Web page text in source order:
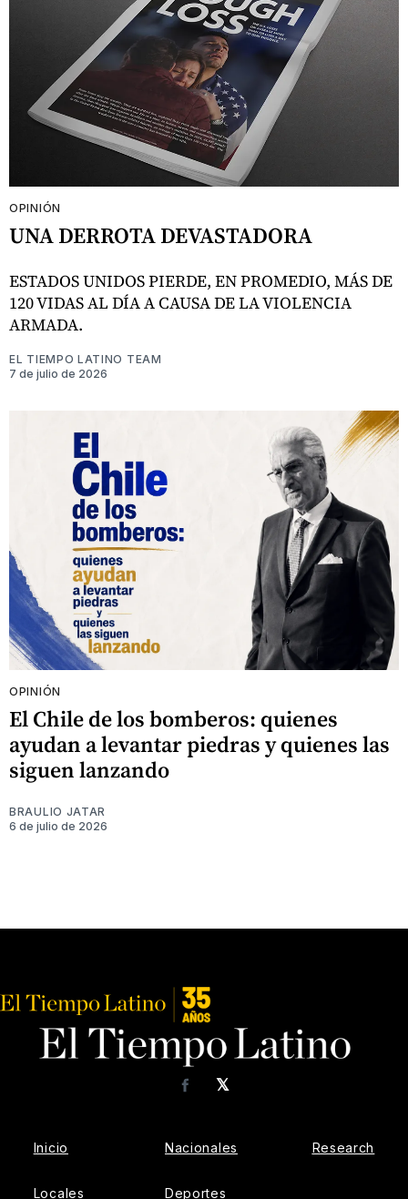
OPINIÓN
UNA DERROTA DEVASTADORA
ESTADOS UNIDOS PIERDE, EN PROMEDIO, MÁS DE
120 VIDAS AL DÍA A CAUSA DE LA VIOLENCIA
ARMADA.
EL TIEMPO LATINO TEAM
7 de julio de 2026
OPINIÓN
El Chile de los bomberos: quienes
ayudan a levantar piedras y quienes las
siguen lanzando
BRAULIO JATAR
6 de julio de 2026
𝕏
Facebook
Inicio
Locales
Nacionales
Deportes
Research